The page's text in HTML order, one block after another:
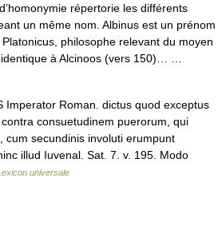
répertorie les différents
un même nom. Albinus est un prénom
philosophe relevant du moyen
à Alcinoos (vers 150)… …
Imperator Roman. dictus quod exceptus
consuetudinem puerorum, qui
cum secundinis involuti erumpunt
illud Iuvenal. Sat. 7. v. 195. Modo
universale